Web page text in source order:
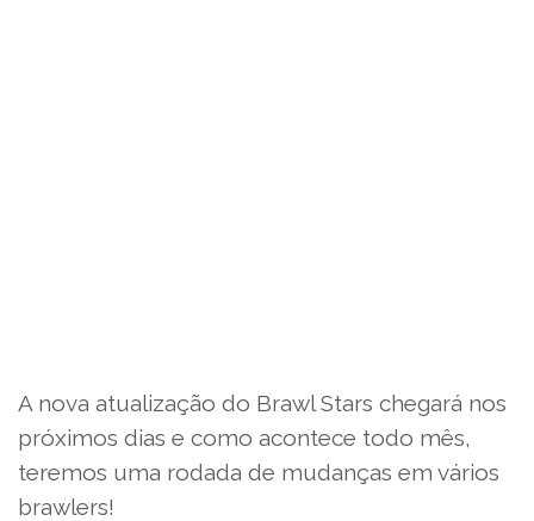
A nova atualização do Brawl Stars chegará nos
próximos dias e como acontece todo mês,
teremos uma rodada de mudanças em vários
brawlers!